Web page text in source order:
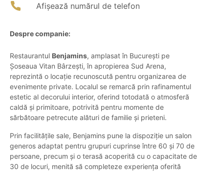
Afișează numărul de telefon
Despre companie:
Restaurantul Benjamins, amplasat în București pe
Șoseaua Vitan Bârzești, în apropierea Sud Arena,
reprezintă o locație recunoscută pentru organizarea de
evenimente private. Localul se remarcă prin rafinamentul
estetic al decorului interior, oferind totodată o atmosferă
caldă și primitoare, potrivită pentru momente de
sărbătoare petrecute alături de familie și prieteni.
Prin facilitățile sale, Benjamins pune la dispoziție un salon
generos adaptat pentru grupuri cuprinse între 60 și 70 de
persoane, precum și o terasă acoperită cu o capacitate de
30 de locuri, menită să completeze experiența oferită